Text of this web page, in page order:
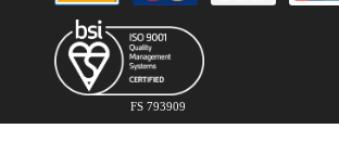
FS 793909